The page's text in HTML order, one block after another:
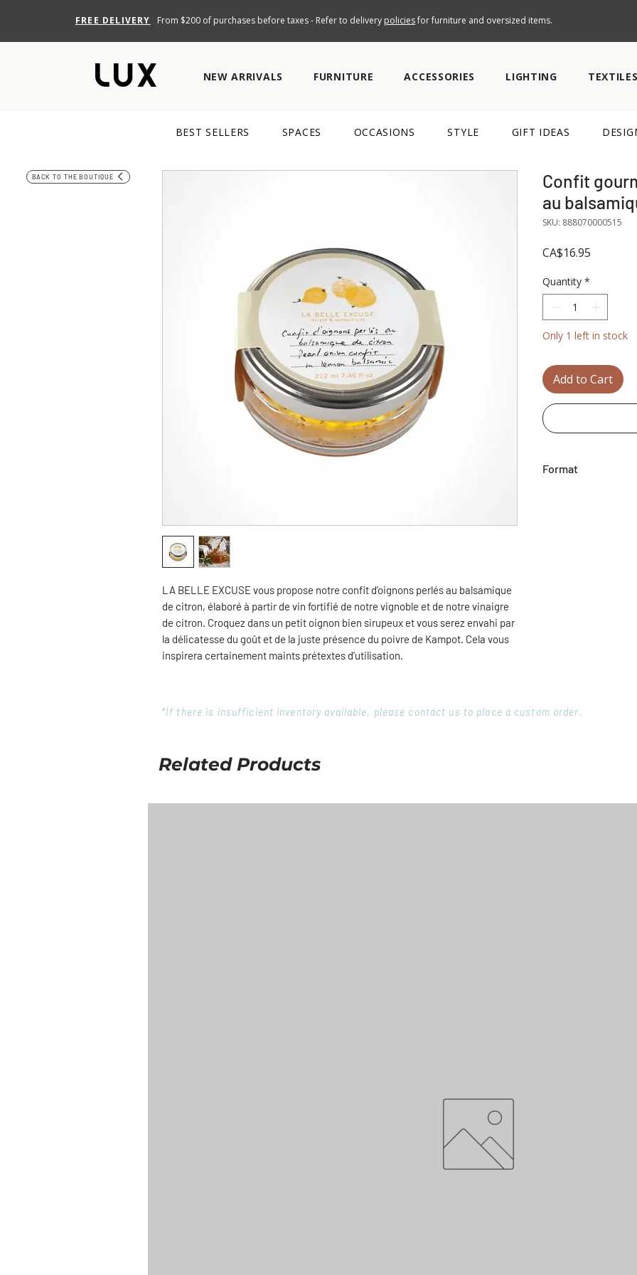
FREE DELIVERY From $200 of purchases before taxes - Refer to delivery policiesfor furniture and oversized items.
NEW ARRIVALS FURNITURE ACCESSORIES LIGHTING TEXTILES
BEST SELLERS SPACES OCCASIONS STYLE GIFT IDEAS
BACK TO THE BOUTIQUE
LA BELLE EXCUSE vous propose notre confit d’oignons perlés au balsamique
de citron, élaboré à partir de vin fortifié de notre vignoble et de notre vinaigre
de citron. Croquez dans un petit oignon bien sirupeux et vous serez envahi par
la délicatesse du goût et de la juste présence du poivre de Kampot. Cela vous
inspirera certainement maints prétextes d’utilisation.
Confit
au
SKU: 888070000515
CA$16.95
Quantity *
Only 1 left in stock
Add to Cart
Format
*If there is insufficient inventory available, please contact us to place a custom order.
Related Products